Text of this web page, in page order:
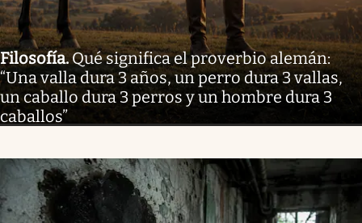
Filosofía.Qué significa el proverbio alemán:
“Una valla dura 3 años, un perro dura 3 vallas,
un caballo dura 3 perros y un hombre dura 3
caballos”